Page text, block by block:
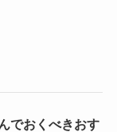
でおくべきおす